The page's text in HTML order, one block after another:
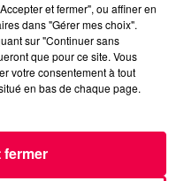
vivez, vous n’aurez
sociaux et allocation
un pays comme le
cela pourrait entraîner
riches et
et fermer", ou affiner en
dans "Gérer mes choix".
sur "Continuer sans
que pour ce site. Vous
votre consentement à tout
en bas de chaque page.